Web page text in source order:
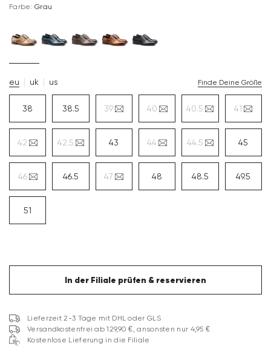
Farbe: Grau
eu uk us Finde Deine Größe
38 38.5 39 40 40.5 41
42 42.5 43 44 44.5 45
46 46.5 47 48 48.5 49.5
51
In der Filiale prüfen & reservieren
Lieferzeit 2-3 Tage mit DHL oder GLS
Versandkostenfrei ab 129,90 €, ansonsten nur 4,95 €
Kostenlose Lieferung in die Filiale